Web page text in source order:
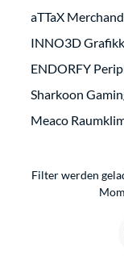
aTTaX
INNO3D
ENDORFY
Sharkoon
Meaco
Filter werden